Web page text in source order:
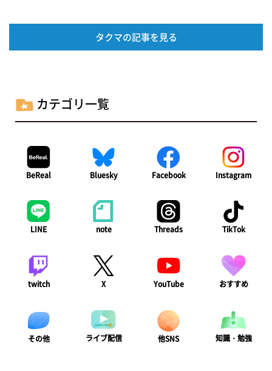
タクマの記事を見る
カテゴリ一覧
BeReal Bluesky Facebook Instagram
LINE note Threads TikTok
twitch X YouTube おすすめ
その他 ライブ配信 他SNS 知識・勉強